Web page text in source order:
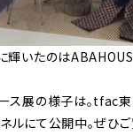
輝いたのは
ス展の様子は。tfac
ルにて公開中。ぜひご